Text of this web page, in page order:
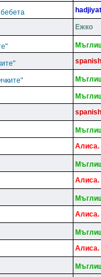
Ежко
Aлиca.
Aлиca.
Aлиca.
Aлиca.